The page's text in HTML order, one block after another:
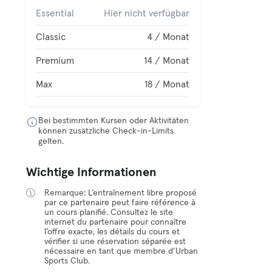
Essential Hier nicht verfügbar
Classic 4 / Monat
Premium 14 / Monat
Max 18 / Monat
Bei bestimmten Kursen oder Aktivitäten
können zusätzliche Check-in-Limits
gelten.
Wichtige Informationen
Remarque: L’entraînement libre proposé
par ce partenaire peut faire référence à
un cours planifié. Consultez le site
internet du partenaire pour connaître
l’offre exacte, les détails du cours et
vérifier si une réservation séparée est
nécessaire en tant que membre d’Urban
Sports Club.